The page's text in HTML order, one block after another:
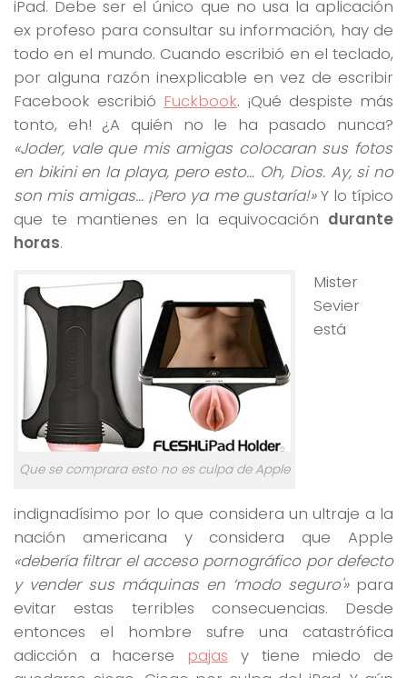
iPad. Debe ser el único que no usa la aplicación
ex profeso para consultar su información, hay de
todo en el mundo. Cuando escribió en el teclado,
por alguna razón inexplicable en vez de escribir
Facebook escribió Fuckbook. ¡Qué despiste más
tonto, eh! ¿A quién no le ha pasado nunca?
«Joder, vale que mis amigas colocaran sus fotos
en bikini en la playa, pero esto… Oh, Dios. Ay, si no
son mis amigas… ¡Pero ya me gustaría!»Y lo típico
que te mantienes en la equivocación durante
horas.
Que se comprara esto no es culpa de Apple
Mister
Sevier
está
indignadísimo por lo que considera un ultraje a la
nación americana y considera que Apple
«debería filtrar el acceso pornográfico por defecto
y vender sus máquinas en ‘modo seguro'»para
evitar estas terribles consecuencias. Desde
entonces el hombre sufre una catastrófica
adicción a hacerse pajas y tiene miedo de